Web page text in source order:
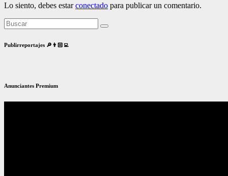
Lo siento, debes estarconectado para publicar un comentario.
Publirreportajes 🔎👨🏻‍💻
Anunciantes Premium